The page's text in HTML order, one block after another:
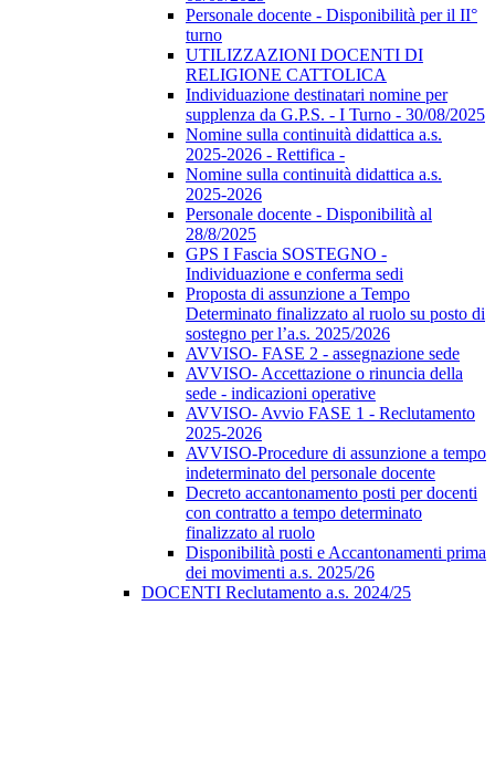
Personale docente - Disponibilità per il II°
turno
UTILIZZAZIONI DOCENTI DI
RELIGIONE CATTOLICA
Individuazione destinatari nomine per
supplenza da G.P.S. - I Turno - 30/08/2025
Nomine sulla continuità didattica a.s.
2025-2026 - Rettifica -
Nomine sulla continuità didattica a.s.
2025-2026
Personale docente - Disponibilità al
28/8/2025
GPS I Fascia SOSTEGNO -
Individuazione e conferma sedi
Proposta di assunzione a Tempo
Determinato finalizzato al ruolo su posto di
sostegno per l’a.s. 2025/2026
AVVISO- FASE 2 - assegnazione sede
AVVISO- Accettazione o rinuncia della
sede - indicazioni operative
AVVISO- Avvio FASE 1 - Reclutamento
2025-2026
AVVISO-Procedure di assunzione a tempo
indeterminato del personale docente
Decreto accantonamento posti per docenti
con contratto a tempo determinato
finalizzato al ruolo
Disponibilità posti e Accantonamenti prima
dei movimenti a.s. 2025/26
DOCENTI Reclutamento a.s. 2024/25